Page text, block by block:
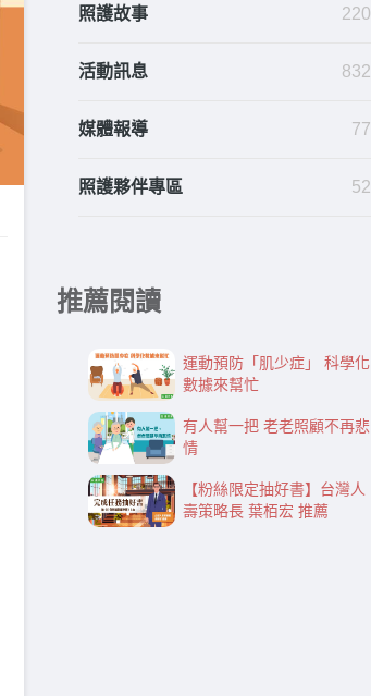
照護故事 220
活動訊息 832
媒體報導 77
照護夥伴專區 52
推薦閱讀
運動預防「肌少症」 科學化
數據來幫忙
有人幫一把 老老照顧不再悲
情
【粉絲限定抽好書】台灣人
壽策略長 葉栢宏 推薦